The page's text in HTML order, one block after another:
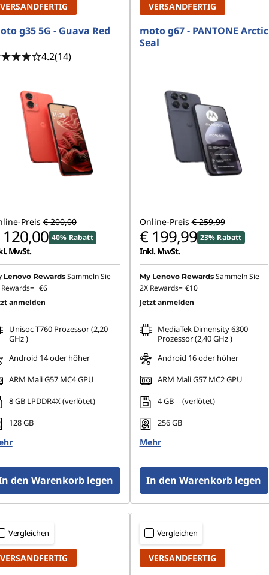
VERSANDFERTIG
g35 5G - Guava Red
4.2(14)
Preis € 200,00
40% Rabatt
MwSt.
Lenovo Rewards Sammeln Sie
Rewards= €6
anmelden
Unisoc T760 Prozessor (2,20
GHz )
Android 14 oder höher
ARM Mali G57 MC4 GPU
8 GB LPDDR4X (verlötet)
128 GB
den Warenkorb legen
VERSANDFERTIG
moto g67 - PANTONE Arctic
Seal
Online-Preis € 259,99
€ 199,99 23% Rabatt
Inkl. MwSt.
My Lenovo Rewards Sammeln Sie
2X Rewards= €10
Jetzt anmelden
MediaTek Dimensity 6300
Prozessor (2,40 GHz )
Android 16 oder höher
ARM Mali G57 MC2 GPU
4 GB -- (verlötet)
256 GB
Mehr
In den Warenkorb legen
Vergleichen
VERSANDFERTIG
Vergleichen
VERSANDFERTIG